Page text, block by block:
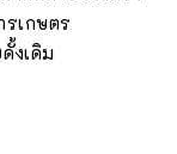
เกษตร
งเดิม